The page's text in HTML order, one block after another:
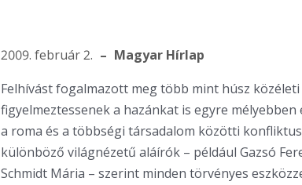
2009. február 2.
Magyar Hírlap
Felhívást fogalmazott meg több mint húsz
figyelmeztessenek a hazánkat is egyre
a roma és a többségi társadalom közötti
különböző világnézetű aláírók – például Gazsó
Schmidt Mária – szerint minden törvényes